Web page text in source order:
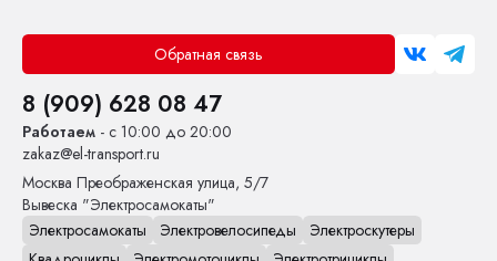
Обратная связь
8 (909) 628 08 47
Работаем - с 10:00 до 20:00
zakaz@el-transport.ru
Москва Преображенская улица, 5/7
Вывеска "Электросамокаты"
Электросамокаты
Электровелосипеды
Электроскутеры